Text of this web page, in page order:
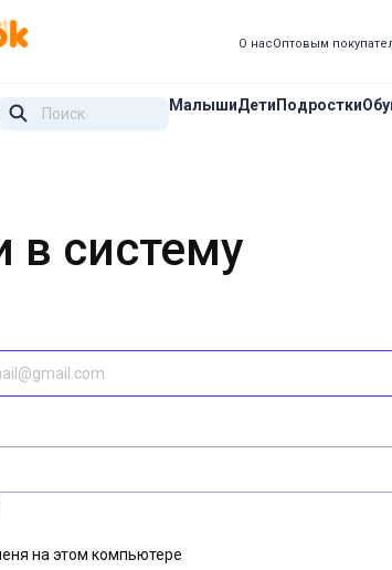
О насОптовым
МалышиДети Подростки
в систему
на этом компьютере